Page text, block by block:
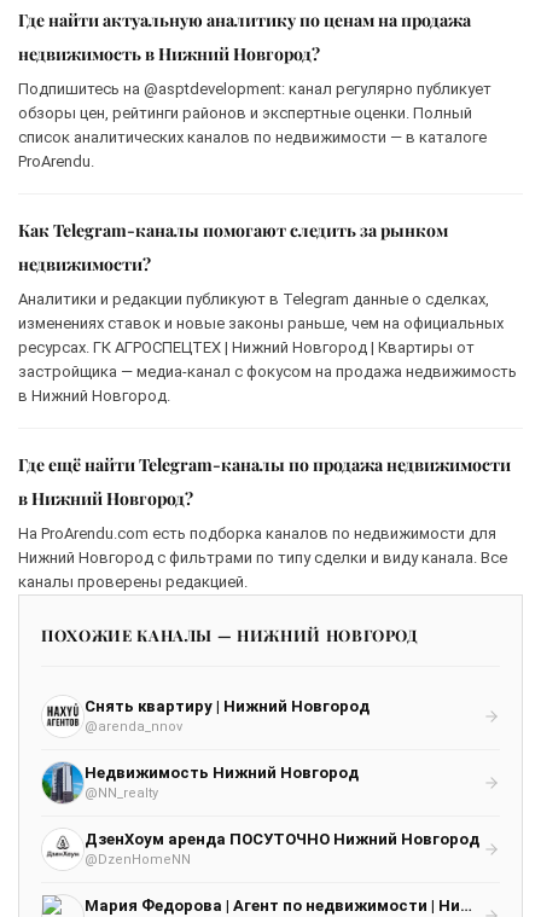
Где найти актуальную аналитику по ценам на продажа
недвижимость в Нижний Новгород?
Подпишитесь на @asptdevelopment: канал регулярно публикует
обзоры цен, рейтинги районов и экспертные оценки. Полный
список аналитических каналов по недвижимости — в каталоге
ProArendu.
Как Telegram-каналы помогают следить за рынком
недвижимости?
Аналитики и редакции публикуют в Telegram данные о сделках,
изменениях ставок и новые законы раньше, чем на официальных
ресурсах. ГК АГРОСПЕЦТЕХ | Нижний Новгород | Квартиры от
застройщика — медиа-канал с фокусом на продажа недвижимость
в Нижний Новгород.
Где ещё найти Telegram-каналы по продажа недвижимости
в Нижний Новгород?
На ProArendu.com есть подборка каналов по недвижимости для
Нижний Новгород с фильтрами по типу сделки и виду канала. Все
каналы проверены редакцией.
ПОХОЖИЕ КАНАЛЫ — НИЖНИЙ НОВГОРОД
Снять квартиру | Нижний Новгород
@arenda_nnov
Недвижимость Нижний Новгород
@NN_realty
ДзенХоум аренда ПОСУТОЧНО Нижний Новгород
@DzenHomeNN
Мария Федорова | Агент по недвижимости | Нижний Новгород